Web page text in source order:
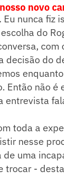
novo
nunca fiz
do
com
decisão do
Então não é
entrevista
toda a
nesse
de uma
trocar -